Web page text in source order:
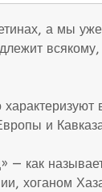
а мы
всякому,
и
— как
хоганом